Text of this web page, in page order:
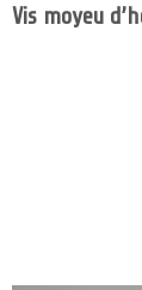
Vis moyeu